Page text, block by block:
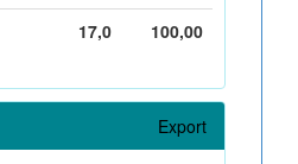
17,0
100,00
Export